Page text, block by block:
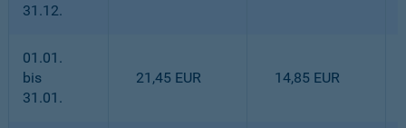
31.12.
01.01.
bis
31.01.
21,45 EUR 14,85 EUR